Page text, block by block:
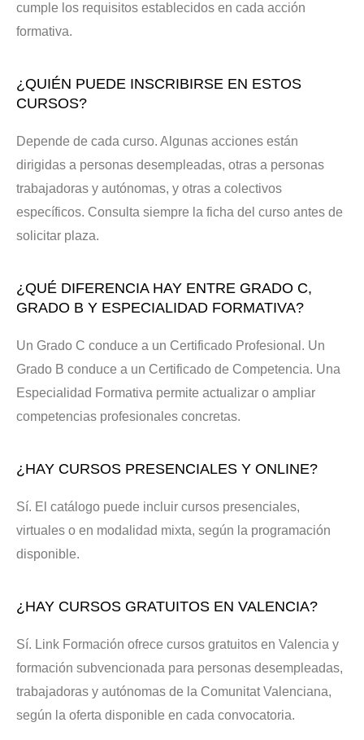
cumple los requisitos establecidos en cada acción
formativa.
¿QUIÉN PUEDE INSCRIBIRSE EN ESTOS
CURSOS?
Depende de cada curso. Algunas acciones están
dirigidas a personas desempleadas, otras a personas
trabajadoras y autónomas, y otras a colectivos
específicos. Consulta siempre la ficha del curso antes de
solicitar plaza.
¿QUÉ DIFERENCIA HAY ENTRE GRADO C,
GRADO B Y ESPECIALIDAD FORMATIVA?
Un Grado C conduce a un Certificado Profesional. Un
Grado B conduce a un Certificado de Competencia. Una
Especialidad Formativa permite actualizar o ampliar
competencias profesionales concretas.
¿HAY CURSOS PRESENCIALES Y ONLINE?
Sí. El catálogo puede incluir cursos presenciales,
virtuales o en modalidad mixta, según la programación
disponible.
¿HAY CURSOS GRATUITOS EN VALENCIA?
Sí. Link Formación ofrece cursos gratuitos en Valencia y
formación subvencionada para personas desempleadas,
trabajadoras y autónomas de la Comunitat Valenciana,
según la oferta disponible en cada convocatoria.